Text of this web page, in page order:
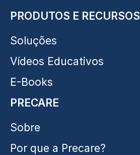
PRODUTOS E RECURSOS
Soluções
Vídeos Educativos
E-Books
PRECARE
Sobre
Por que a Precare?